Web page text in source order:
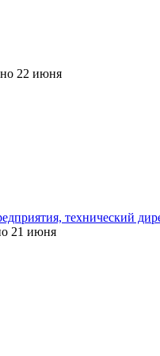
22 июня
технический
21 июня